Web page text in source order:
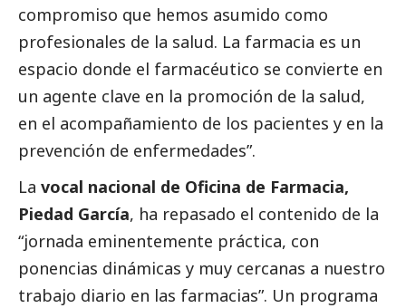
compromiso que hemos asumido como
profesionales de la salud. La farmacia es un
espacio donde el farmacéutico se convierte en
un agente clave en la promoción de la salud,
en el acompañamiento de los pacientes y en la
prevención de enfermedades”.
La vocal nacional de Oficina de Farmacia,
Piedad García, ha repasado el contenido de la
“jornada eminentemente práctica, con
ponencias dinámicas y muy cercanas a nuestro
trabajo diario en las farmacias”. Un programa